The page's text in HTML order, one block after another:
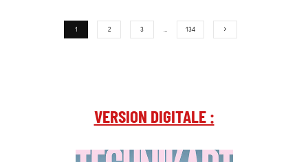
1 2 3 134
VERSION DIGITALE :